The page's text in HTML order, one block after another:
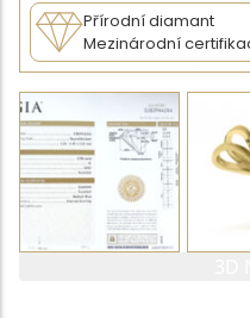
Přírodní diamant
Mezinárodní